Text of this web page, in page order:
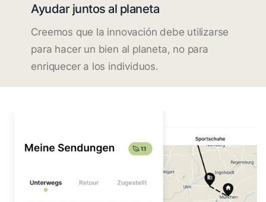
Ayudar juntos al planeta
Creemos que la innovación debe utilizarse
para hacer un bien al planeta, no para
enriquecer a los individuos.